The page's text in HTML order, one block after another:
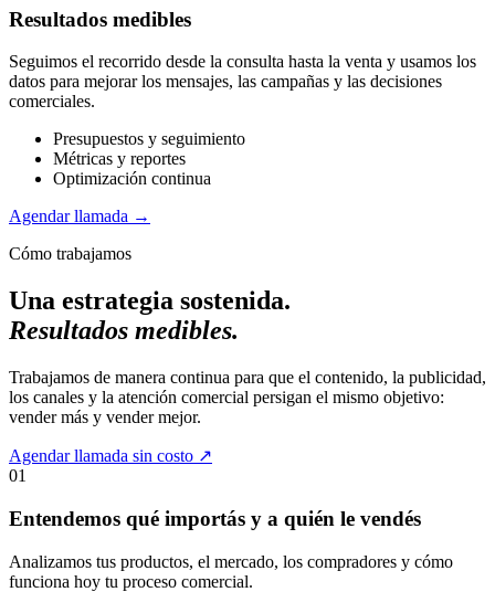
Resultados medibles
Seguimos el recorrido desde la consulta hasta la venta y usamos los
datos para mejorar los mensajes, las campañas y las decisiones
comerciales.
Presupuestos y seguimiento
Métricas y reportes
Optimización continua
Agendar llamada →
Cómo trabajamos
Una estrategia sostenida.
Resultados medibles.
Trabajamos de manera continua para que el contenido, la publicidad,
los canales y la atención comercial persigan el mismo objetivo:
vender más y vender mejor.
Agendar llamada sin costo ↗
01
Entendemos qué importás y a quién le vendés
Analizamos tus productos, el mercado, los compradores y cómo
funciona hoy tu proceso comercial.